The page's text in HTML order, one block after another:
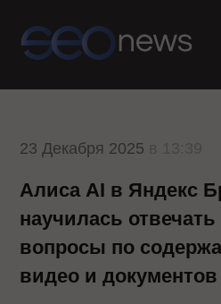
23 Декабря 2025
Алиса AI в Яндекс
научилась отвечать
вопросы по
видео и документов